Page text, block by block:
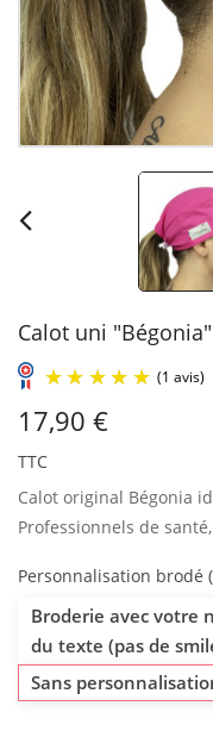
Calot uni "Bégonia"
(1
17,90 €
TTC
Calot original Bégonia
Professionnels de
Personnalisation brodé
Broderie avec votre
du texte (pas de
Sans